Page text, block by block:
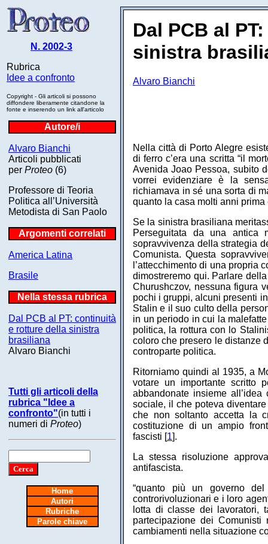
N. 2002-3
Rubrica
Idee a confronto
Copyright - Gli articoli si possono
diffondere liberamente citandone la
fonte e inserendo un link all'articolo
Autore/i
Alvaro Bianchi
Articoli pubblicati
per Proteo (6)
Professore di Teoria
Politica all’Università
Metodista di San Paolo
Argomenti correlati
America Latina
Brasile
Nella stessa rubrica
Dal PCB al PT: continuità
e rotture della sinistra
brasiliana
Alvaro Bianchi
Tutti gli articoli della
rubrica "Idee a
confronto"(in tutti i
numeri di Proteo)
Home
Autori
Rubriche
Parole chiave
Dal PCB al
sinistra
Alvaro Bianchi
Nella città di Porto Alegre
di ferro c’era una scritta “il
Avenida Joao Pessoa, subito
vorrei evidenziare è la
richiamava in sé una sorta di
quanto la casa molti anni
Se la sinistra brasiliana
Perseguitata da una antica
sopravvivenza della strategia
Comunista. Questa
l’attecchimento di una propria
dimostreremo qui. Parlare
Churushczov, nessuna figura
pochi i gruppi, alcuni presenti
Stalin e il suo culto della
in un periodo in cui la
politica, la rottura con lo
coloro che presero le distanze
controparte politica.
Ritorniamo quindi al 1935, a
votare un importante scritto
abbandonate insieme
sociale, il che poteva
che non soltanto accetta la
costituzione di un ampio
fascisti [1].
La stessa risoluzione
antifascista.
“quanto più un governo
controrivoluzionari e i loro
lotta di classe dei lavoratori,
partecipazione dei
cambiamenti nella situazione